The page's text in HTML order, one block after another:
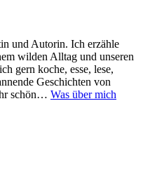
und Autorin. Ich erzähle
wilden Alltag und unseren
gern koche, esse, lese,
Geschichten von
schön… Was über mich